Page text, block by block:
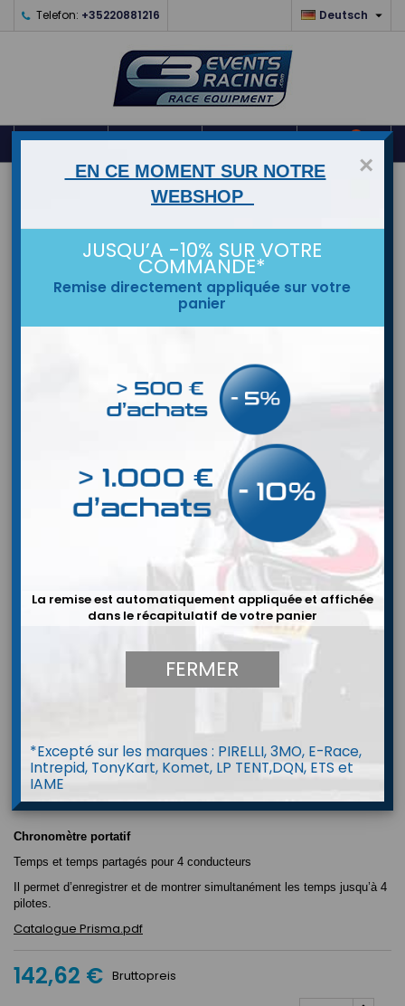
Telefon: +35220881216 Deutsch 
   shopping_cart
Chrono Prisma Stopwatch STW
Chronomètre portatif
Temps et temps partagés pour 4 conducteurs
Il permet d’enregistrer et de montrer simultanément les temps jusqu’à 4
pilotes.
Catalogue Prisma.pdf
142,62 € Bruttopreis
×
EN CE MOMENT SUR NOTRE
WEBSHOP
JUSQU’A -10% SUR VOTRE
COMMANDE*
Remise directement appliquée sur votre
panier
La remise est automatiquement appliquée et affichée
dans le récapitulatif de votre panier
FERMER
*Excepté sur les marques : PIRELLI, 3MO, E-Race,
Intrepid, TonyKart, Komet, LP TENT,DQN, ETS et
IAME